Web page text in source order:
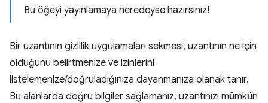
Bu öğeyi yayınlamaya neredeyse hazırsınız!
Bir uzantının gizlilik uygulamaları sekmesi, uzantının ne için
olduğunu belirtmenize ve izinlerini
listelemenize/doğruladığınıza dayanmanıza olanak tanır.
Bu alanlarda doğru bilgiler sağlamanız, uzantınızı mümkün